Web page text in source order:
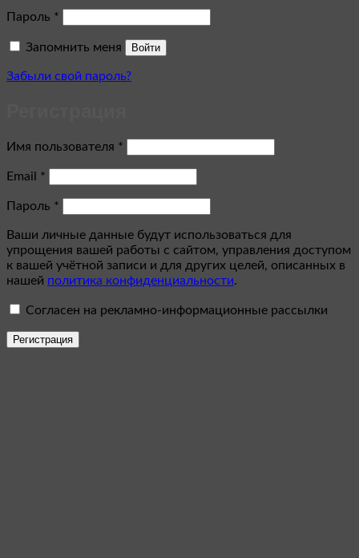
Пароль *
Запомнить меня Войти
Забыли свой пароль?
Имя пользователя *
Email *
Пароль *
Ваши личные данные будут использоваться для
упрощения вашей работы с сайтом, управления доступом
к вашей учётной записи и для других целей, описанных в
нашей политика конфиденциальности.
Согласен на рекламно-информационные рассылки
Регистрация